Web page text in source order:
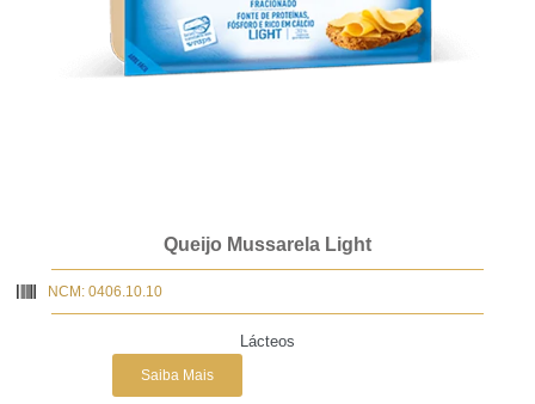
Queijo Mussarela Light
NCM: 0406.10.10
Lácteos
Saiba Mais